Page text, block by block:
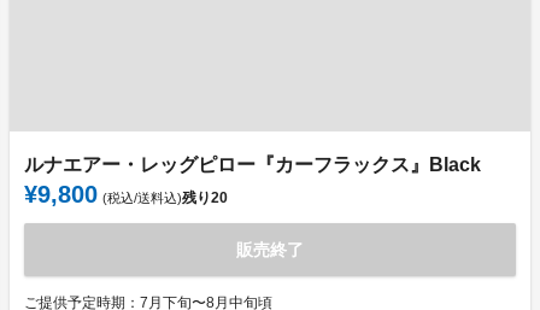
ルナエアー・レッグピロー『カーフラックス』Black
¥9,800 (税込/送料込)残り20
販売終了
ご提供予定時期：7月下旬〜8月中旬頃